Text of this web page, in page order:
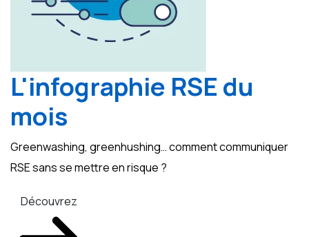
L'infographie RSE du
mois
Greenwashing, greenhushing… comment communiquer
RSE sans se mettre en risque ?
Découvrez